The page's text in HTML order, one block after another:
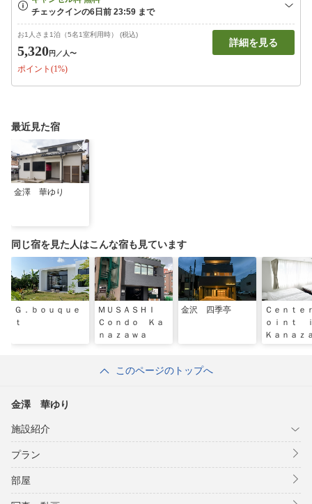
お1人さま1泊（5名1室利用時） (税込)
5,320円 ／人〜
ポイント(1%)
詳細を見る
最近見た宿
金澤 華ゆり
同じ宿を見た人はこんな宿も見ています
Ｇ．ｂｏｕｑｕｅ
ｔ
ＭＵＳＡＳＨＩ
Ｃｏｎｄｏ Ｋａ
ｎａｚａｗａ
金沢 四季亭
Ｃｅｎｔ
ｏｉｎｔ
Ｋａｎａｚ
このページのトップへ
金澤 華ゆり
施設紹介
プラン
部屋